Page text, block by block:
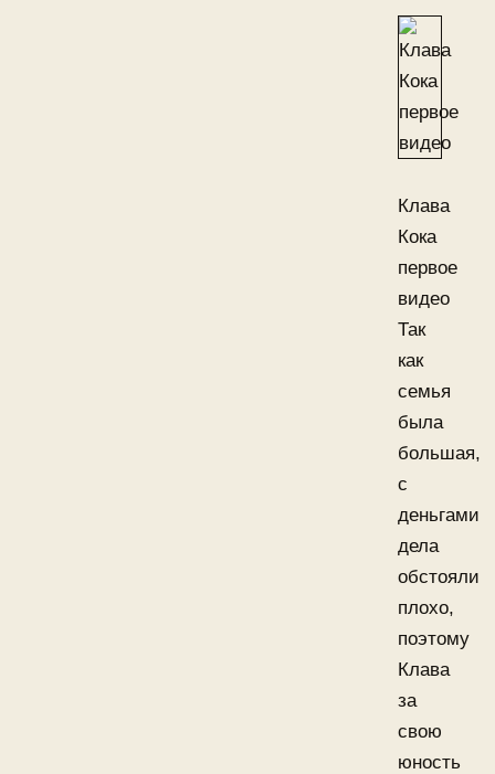
Клава
Кока
первое
видео
Так
как
семья
была
большая,
с
деньгами
дела
обстояли
плохо,
поэтому
Клава
за
свою
юность